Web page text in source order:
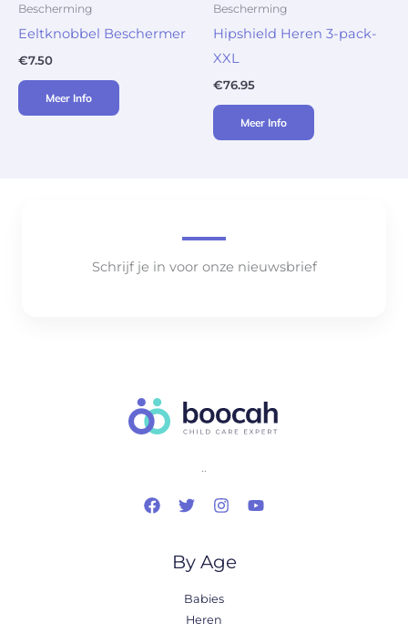
Bescherming
Eeltknobbel Beschermer
€7.50
Meer Info
Bescherming
Hipshield Heren 3-pack-
XXL
€76.95
Meer Info
Schrijf je in voor onze nieuwsbrief
..
By Age
Babies
Heren